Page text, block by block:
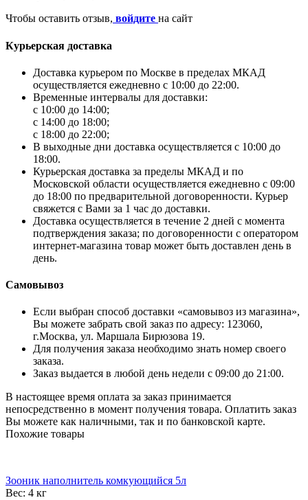
Чтобы оставить отзыв, войдите на сайт
Курьерская доставка
Доставка курьером по Москве в пределах МКАД
осуществляется ежедневно с 10:00 до 22:00.
Временные интервалы для доставки:
с 10:00 до 14:00;
с 14:00 до 18:00;
с 18:00 до 22:00;
В выходные дни доставка осуществляется с 10:00 до
18:00.
Курьерская доставка за пределы МКАД и по
Московской области осуществляется ежедневно с 09:00
до 18:00 по предварительной договоренности. Курьер
свяжется с Вами за 1 час до доставки.
Доставка осуществляется в течение 2 дней с момента
подтверждения заказа; по договоренности с оператором
интернет-магазина товар может быть доставлен день в
день.
Самовывоз
Если выбран способ доставки «самовывоз из магазина»,
Вы можете забрать свой заказ по адресу: 123060,
г.Москва, ул. Маршала Бирюзова 19.
Для получения заказа необходимо знать номер своего
заказа.
Заказ выдается в любой день недели с 09:00 до 21:00.
В настоящее время оплата за заказ принимается
непосредственно в момент получения товара. Оплатить заказ
Вы можете как наличными, так и по банковской карте.
Похожие товары
Зооник наполнитель комкующийся 5л
Вес: 4 кг